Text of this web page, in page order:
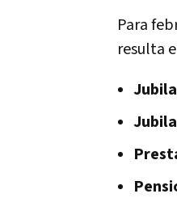
Para
resulta